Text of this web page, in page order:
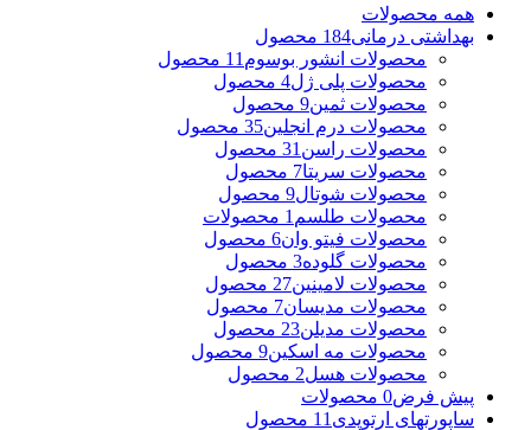
همه محصولات
بهداشتی درمانی184 محصول
محصولات انشور بوسوم 11 محصول
محصولات پلی ژل4 محصول
محصولات ثمین9 محصول
محصولات درم انجلین35 محصول
محصولات راسن 31 محصول
محصولات سریتا7 محصول
محصولات شوتال9 محصول
محصولات طلسم 1 محصولات
محصولات فیتو وان6 محصول
محصولات گلوده3 محصول
محصولات لامینین27 محصول
محصولات مدیسان7 محصول
محصولات مدیلن23 محصول
محصولات مه اسکین9 محصول
محصولات هسل2 محصول
پیش فرض0 محصولات
ساپورتهای ارتوپدی 11 محصول